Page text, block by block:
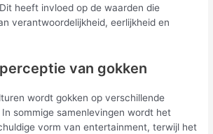
heeft invloed op de waarden die
verantwoordelijkheid, eerlijkheid en
van gokken
wordt gokken op verschillende
sommige samenlevingen wordt het
vorm van entertainment, terwijl het